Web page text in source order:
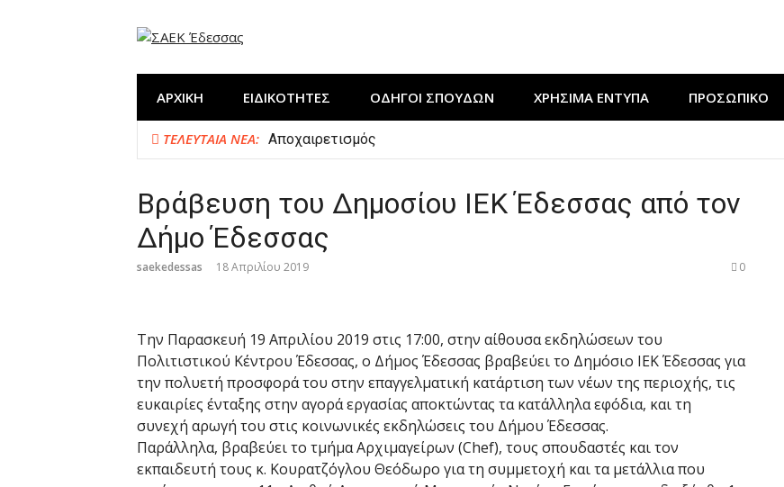
ΑΡΧΙΚΗ ΕΙΔΙΚΟΤΗΤΕΣ ΟΔΗΓΟΙ ΣΠΟΥΔΩΝ ΧΡΉΣΙΜΑ ΈΝΤΥΠΑ ΠΡΟΣΩΠΙΚΟ
ΤΕΛΕΥΤΑΊΑ ΝΈΑ: Αποχαιρετισμός
Η ΣΑΕΚ Έδεσσας στην εκδήλωση “Μαγειρεύουμε στις ρίζες μας”
Κλείσιμο χρονιάς με πράξη αγάπης για τους ΚΟΜΜΩΤΕΣ της ΣΑΕΚ Έδεσσας
Βράβευση του Δημοσίου ΙΕΚ Έδεσσας από τον
Δήμο Έδεσσας
saekedessas 18 Απριλίου 2019 0
Την Παρασκευή 19 Απριλίου 2019 στις 17:00, στην αίθουσα εκδηλώσεων του
Πολιτιστικού Κέντρου Έδεσσας, ο Δήμος Έδεσσας βραβεύει το Δημόσιο ΙΕΚ Έδεσσας για
την πολυετή προσφορά του στην επαγγελματική κατάρτιση των νέων της περιοχής, τις
ευκαιρίες ένταξης στην αγορά εργασίας αποκτώντας τα κατάλληλα εφόδια, και τη
συνεχή αρωγή του στις κοινωνικές εκδηλώσεις του Δήμου Έδεσσας.
Παράλληλα, βραβεύει το τμήμα Αρχιμαγείρων (Chef), τους σπουδαστές και τον
εκπαιδευτή τους κ. Κουρατζόγλου Θεόδωρο για τη συμμετοχή και τα μετάλλια που